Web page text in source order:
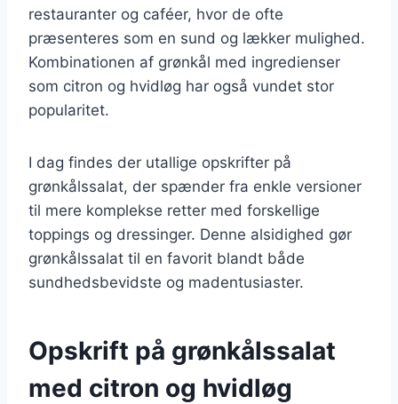
restauranter og caféer, hvor de ofte
præsenteres som en sund og lækker mulighed.
Kombinationen af grønkål med ingredienser
som citron og hvidløg har også vundet stor
popularitet.
I dag findes der utallige opskrifter på
grønkålssalat, der spænder fra enkle versioner
til mere komplekse retter med forskellige
toppings og dressinger. Denne alsidighed gør
grønkålssalat til en favorit blandt både
sundhedsbevidste og madentusiaster.
Opskrift på grønkålssalat
med citron og hvidløg